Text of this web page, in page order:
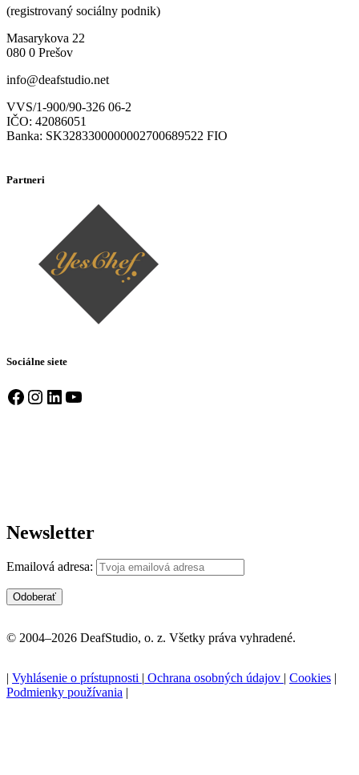
(registrovaný sociálny podnik)
Masarykova 22
080 0 Prešov
info@deafstudio.net
VVS/1-900/90-326 06-2
IČO: 42086051
Banka: SK3283300000002700689522 FIO
Partneri
Sociálne siete
Facebook Instagram LinkedIn YouTube
Newsletter
Emailová adresa:
© 2004–2026 DeafStudio, o. z. Všetky práva vyhradené.
| Vyhlásenie o prístupnosti | Ochrana osobných údajov | Cookies |
Podmienky používania |